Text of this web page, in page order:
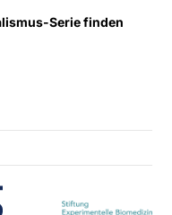
Serie finden